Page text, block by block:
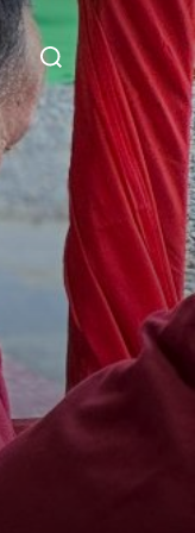
検
索
対
象: